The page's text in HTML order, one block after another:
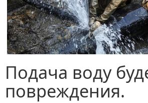
Подача воду
повреждения.